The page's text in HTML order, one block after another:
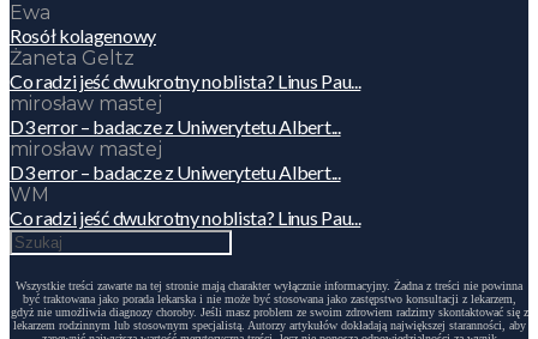
Ewa
Rosół kolagenowy
Żaneta Geltz
Co radzi jeść dwukrotny noblista? Linus Pau...
mirosław mastej
D3 error – badacze z Uniwerytetu Albert...
mirosław mastej
D3 error – badacze z Uniwerytetu Albert...
WM
Co radzi jeść dwukrotny noblista? Linus Pau...
Wszystkie treści zawarte na tej stronie mają charakter wyłącznie informacyjny. Żadna z treści nie powinna
być traktowana jako porada lekarska i nie może być stosowana jako zastępstwo konsultacji z lekarzem,
gdyż nie umożliwia diagnozy choroby. Jeśli masz problem ze swoim zdrowiem radzimy skontaktować się z
lekarzem rodzinnym lub stosownym specjalistą. Autorzy artykułów dokładają największej staranności, aby